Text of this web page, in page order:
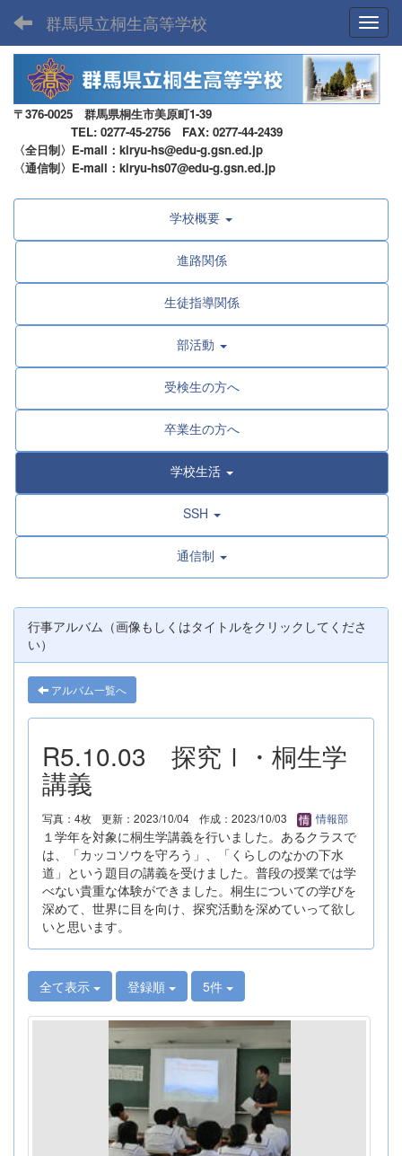
群馬県立桐生高等学校
〒376-0025 群馬県桐生市美原町1-39
TEL: 0277-45-2756 FAX: 0277-44-2439
〈全日制〉E-mail：kiryu-hs@edu-g.gsn.ed.jp
〈通信制〉E-mail：kiryu-hs07@edu-g.gsn.ed.jp
学校概要
進路関係
生徒指導関係
部活動
受検生の方へ
卒業生の方へ
学校生活
SSH
通信制
行事アルバム（画像もしくはタイトルをクリックしてくださ
い）
アルバム一覧へ
R5.10.03 探究Ⅰ・桐生学
講義
写真：4枚 更新：2023/10/04 作成：2023/10/03 情報部
１学年を対象に桐生学講義を行いました。あるクラスで
は、「カッコソウを守ろう」、「くらしのなかの下水
道」という題目の講義を受けました。普段の授業では学
べない貴重な体験ができました。桐生についての学びを
深めて、世界に目を向け、探究活動を深めていって欲し
いと思います。
全て表示 登録順 5件